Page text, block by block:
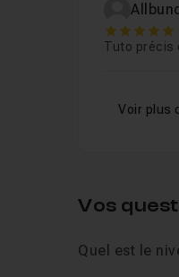
5
Tuto précis
Voir plus
Vos
Quel est le